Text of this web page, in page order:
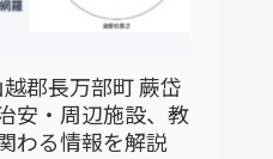
越郡長万部町 蕨岱
安・周辺施設、教
わる情報を解説